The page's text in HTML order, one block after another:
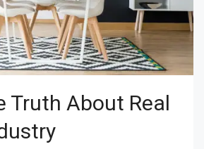
Truth About Real